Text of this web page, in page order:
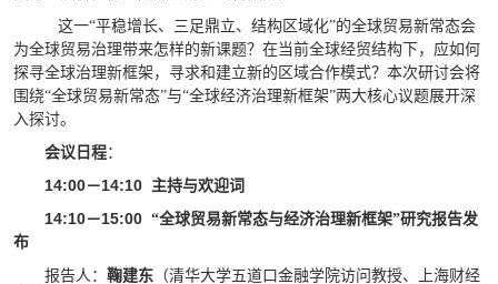
这一“平稳增长、三足鼎立、结构区域化”的全球贸易新常态会
为全球贸易治理带来怎样的新课题？在当前全球经贸结构下，应如何
探寻全球治理新框架，寻求和建立新的区域合作模式？本次研讨会将
围绕“全球贸易新常态”与“全球经济治理新框架”两大核心议题展开深
入探讨。
会议日程：
14:00－14:10 主持与欢迎词
14:10－15:00“全球贸易新常态与经济治理新框架”研究报告发
布
报告人： 鞠建东（清华大学五道口金融学院访问教授、上海财经